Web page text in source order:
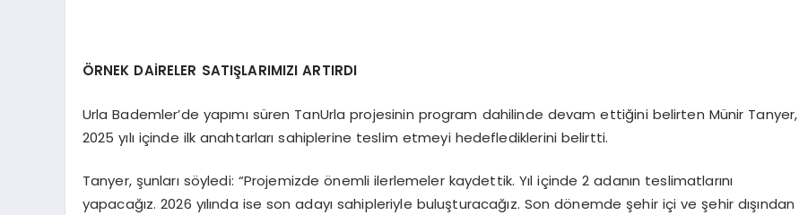
ÖRNEK DAİRELER SATIŞLARIMIZI ARTIRDI
Urla Bademler’de yapımı süren TanUrla projesinin program dahilinde devam ettiğini belirten Münir Tanyer,
2025 yılı içinde ilk anahtarları sahiplerine teslim etmeyi hedeflediklerini belirtti.
Tanyer, şunları söyledi: “Projemizde önemli ilerlemeler kaydettik. Yıl içinde 2 adanın teslimatlarını
yapacağız. 2026 yılında ise son adayı sahipleriyle buluşturacağız. Son dönemde şehir içi ve şehir dışından